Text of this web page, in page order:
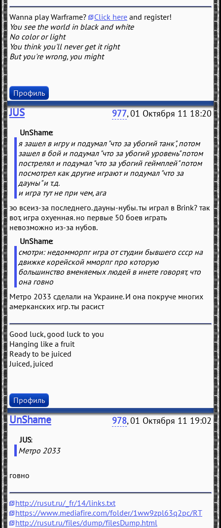
Wanna play Warframe? Click here and register!
You see the world in black and white
No color or light
You think you'll never get it right
But you're wrong, you might
Профиль
JUS 977, 01 Октября 11 18:20
UnShame
я зашел в игру и подумал "что за убогий танк", потом
зашел в бой и подумал "что за убогий уровень" потом
пострелял и подумал "что за убогий геймплей" потом
посмотрел как другие играют и подумал "что за
дауны" и т.д.
и игра тут не при чем, ага
эо всеиз-за последнего. дауны-нубы. ты играл в Brink? так
вот, игра охуенная. но первые 50 боев играть
невозможно из-за нубов.
UnShame
смотри: недомморпг игра от студии бывшего ссср на
движке корейской мморпг про которую
большинство вменяемых людей в инете говорят, что
она говно
Метро 2033 сделали на Украине. И она покруче многих
амерканских игр. ты расист
Good luck, good luck to you
Hanging like a fruit
Ready to be juiced
Juiced, juiced
Профиль
UnShame 978, 01 Октября 11 19:02
(JUS
Метро 2033
говно
http://rusut.ru/_fr/14/links.txt
https://www.mediafire.com/folder/1ww9zpl63q2pc/RT
http://rusut.ru/files/dump/filesDump.html